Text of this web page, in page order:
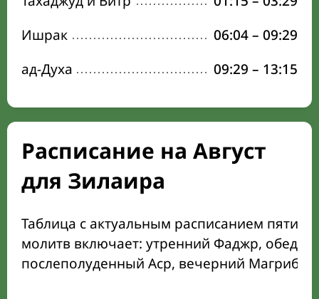
Ишрак
06:04– 09:29
ад-Духа
09:29 – 13:15
Расписание на Август
для Зилаира
Таблица с актуальным расписанием пяти
молитв включает: утренний Фаджр,
послеполуденный Аср, вечерний Магриб